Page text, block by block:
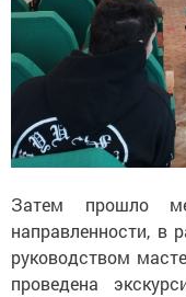
Затем прошло
направленности, в
руководством
проведена